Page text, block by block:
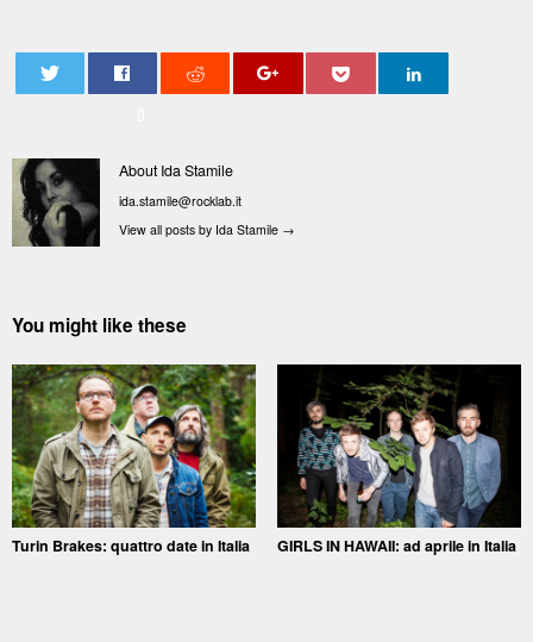
About Ida Stamile
ida.stamile@rocklab.it
View all posts by Ida Stamile →
You might like these
Turin Brakes: quattro date in Italia GIRLS IN HAWAII: ad aprile in Italia